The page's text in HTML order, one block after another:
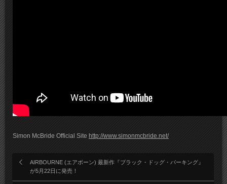
Simon McBride Official Site http://www.simonmcbride.net/
AIRBOURNE (エアボーン) 最新作『ブラック・ドッグ・バーキング』
が5月22日に発売！